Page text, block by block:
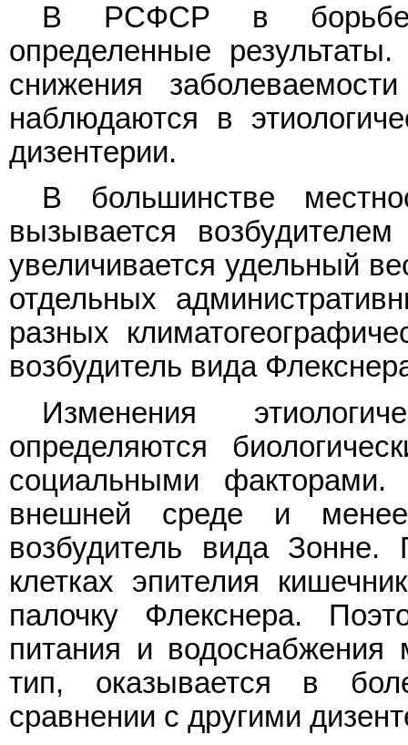
В РСФСР в борьбе
определенные
снижения
наблюдаются в
дизентерии.
В большинстве
вызывается
увеличивается удельный
отдельных
разных
возбудитель вида
Изменения
определяются
социальными
внешней среде и менее
возбудитель вида
клетках эпителия
палочку Флекснера.
питания и водоснабжения
тип, оказывается в
сравнении с другими